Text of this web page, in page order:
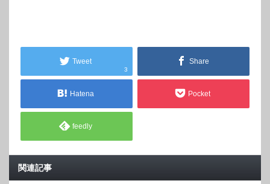
Tweet
3
Share
Hatena Pocket
feedly
関連記事